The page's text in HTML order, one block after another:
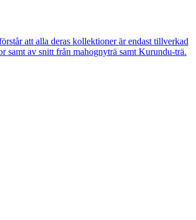
att alla deras kollektioner är endast tillverkad
samt av snitt från mahognyträ samt Kurundu-trä.